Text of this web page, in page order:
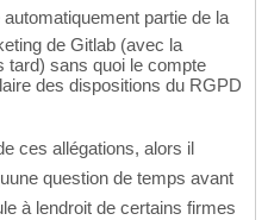
automatiquement partie de la
de Gitlab (avec la
tard) sans quoi le compte
des dispositions du RGPD
ces allégations, alors il
question de temps avant
à lendroit de certains firmes